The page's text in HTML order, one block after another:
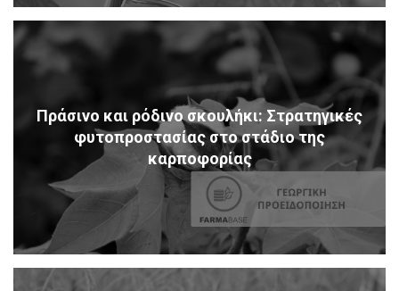
Πράσινο και ρόδινο σκουλήκι: Στρατηγικές
φυτοπροστασίας στο στάδιο της
καρποφορίας